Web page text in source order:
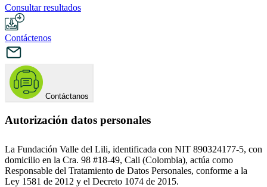
Consultar resultados
Contáctenos
Contáctanos
Autorización datos personales
La Fundación Valle del Lili, identificada con NIT 890324177-5, con
domicilio en la Cra. 98 #18-49, Cali (Colombia), actúa como
Responsable del Tratamiento de Datos Personales, conforme a la
Ley 1581 de 2012 y el Decreto 1074 de 2015.